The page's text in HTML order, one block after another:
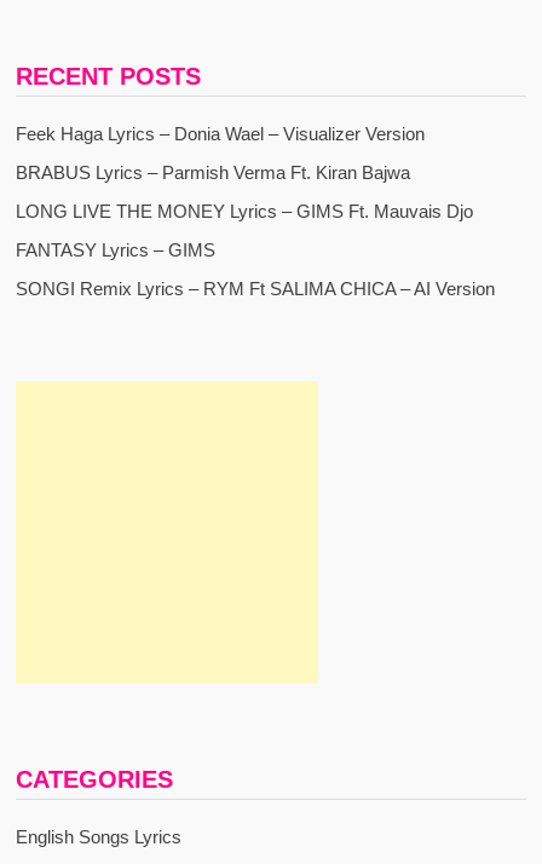
RECENT POSTS
Feek Haga Lyrics – Donia Wael – Visualizer Version
BRABUS Lyrics – Parmish Verma Ft. Kiran Bajwa
LONG LIVE THE MONEY Lyrics – GIMS Ft. Mauvais Djo
FANTASY Lyrics – GIMS
SONGI Remix Lyrics – RYM Ft SALIMA CHICA – AI Version
CATEGORIES
English Songs Lyrics